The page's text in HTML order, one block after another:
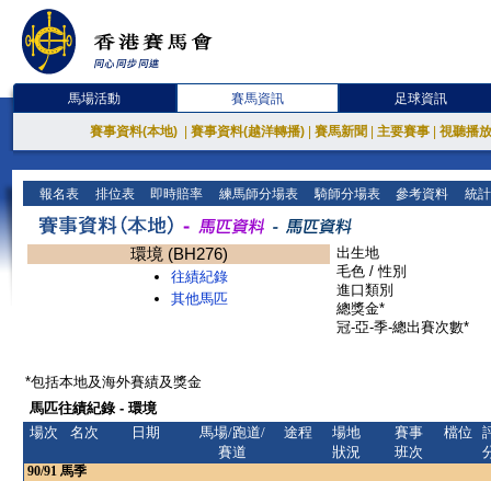
馬場活動 賽馬資訊 足球資訊
賽事資料(本地) 賽事資料(越洋轉播) 賽馬新聞 主要賽事 視聽播
報名表 排位表 即時賠率 練馬師分場表 騎師分場表 參考資料 統
環境 (BH276)
往績紀錄
其他馬匹
出生地
毛色 / 性別
進口類別
總獎金*
冠-亞-季-總出賽次數*
*包括本地及海外賽績及獎金
馬匹往績紀錄 - 環境
場次
名次 日期
馬場/跑道/
賽道
途程
場地
狀況
賽事
班次
檔位
90/91 馬季